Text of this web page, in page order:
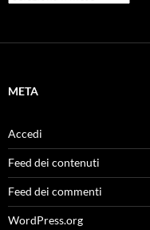
META
Accedi
Feed dei contenuti
Feed dei commenti
WordPress.org